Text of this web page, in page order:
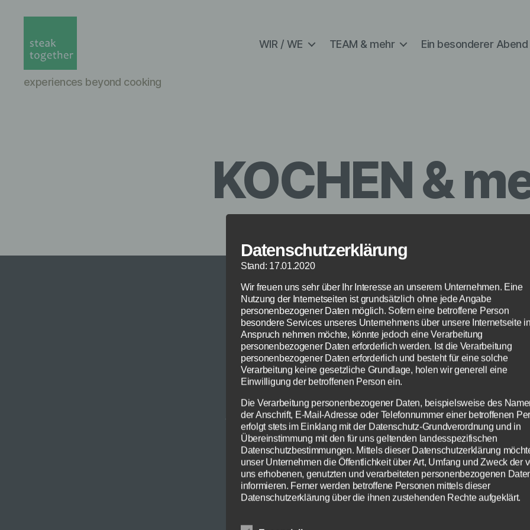
together
experiences beyond cooking
WIR / WE TEAM & mehr Ein besonderer Abend
KOCHEN &
Kochen inspiriert – hier teilen wir unsere Gedanken
Kochen, Köche und Küche ebenso wie über alles, was
unsere Kultur ausmacht und mit die Grundlage
menschlichen Zusammenseins und menschlicher
Zusammenarbeit.
Here we’d like to share our thought about cooking,
and cuisine, as well as about all other elements that
our culture and, hence, the way we live and work
Datenschutzerklärung
Stand: 17.01.2020
Wir freuen uns sehr über Ihr Interesse an unserem Unternehmen. Eine
Nutzung der Internetseiten ist grundsätzlich ohne jede Angabe
personenbezogener Daten möglich. Sofern eine betroffene Person
besondere Services unseres Unternehmens über unsere Internetseite in
Anspruch nehmen möchte, könnte jedoch eine Verarbeitung
personenbezogener Daten erforderlich werden. Ist die Verarbeitung
personenbezogener Daten erforderlich und besteht für eine solche
Verarbeitung keine gesetzliche Grundlage, holen wir generell eine
Einwilligung der betroffenen Person ein.
Die Verarbeitung personenbezogener Daten, beispielsweise des
der Anschrift, E-Mail-Adresse oder Telefonnummer einer betroffenen
erfolgt stets im Einklang mit der Datenschutz-Grundverordnung und in
Übereinstimmung mit den für uns geltenden landesspezifischen
Datenschutzbestimmungen. Mittels dieser Datenschutzerklärung
unser Unternehmen die Öffentlichkeit über Art, Umfang und Zweck der
uns erhobenen, genutzten und verarbeiteten personenbezogenen
informieren. Ferner werden betroffene Personen mittels dieser
Datenschutzerklärung über die ihnen zustehenden Rechte aufgeklärt.